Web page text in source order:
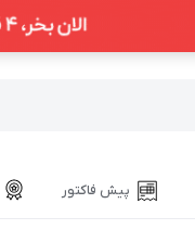
پیش فاکتور